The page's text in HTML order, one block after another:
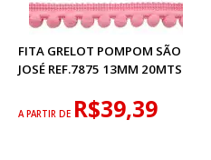
FITA GRELOT POMPOM SÃO
JOSÉ REF.7875 13MM 20MTS
A PARTIR DE R$39,39